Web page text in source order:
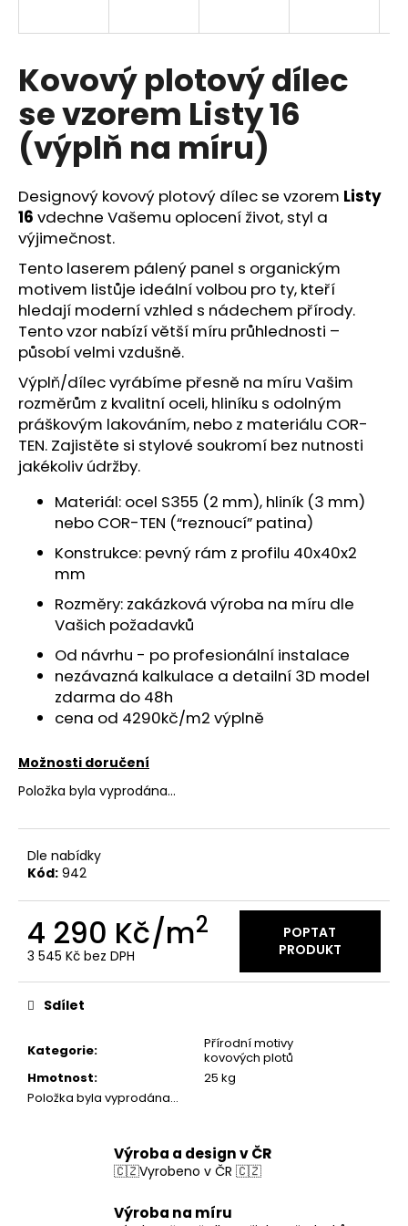
Kovový plotový dílec
se vzorem Listy 16
(výplň na míru)
Designový kovový plotový dílec se vzorem Listy
16 vdechne Vašemu oplocení život, styl a
výjimečnost.
Tento laserem pálený panel s organickým
motivem listůje ideální volbou pro ty, kteří
hledají moderní vzhled s nádechem přírody.
Tento vzor nabízí větší míru průhlednosti –
působí velmi vzdušně.
Výplň/dílec vyrábíme přesně na míru Vašim
rozměrům z kvalitní oceli, hliníku s odolným
práškovým lakováním, nebo z materiálu COR-
TEN. Zajistěte si stylové soukromí bez nutnosti
jakékoliv údržby.
Materiál: ocel S355 (2 mm), hliník (3 mm)
nebo COR-TEN (“reznoucí” patina)
Konstrukce: pevný rám z profilu 40x40x2
mm
Rozměry: zakázková výroba na míru dle
Vašich požadavků
Od návrhu - po profesionální instalace
nezávazná kalkulace a detailní 3D model
zdarma do 48h
cena od 4290kč/m2 výplně
Možnosti doručení
Položka byla vyprodána…
Dle nabídky
Kód: 942
4 290 Kč/m2
3 545 Kč bez DPH
POPTAT
PRODUKT
Kategorie:
Přírodní motivy
kovových plotů
Hmotnost:
25 kg
Položka byla vyprodána…
Sdílet
Výroba a design v ČR
🇨🇿Vyrobeno v ČR 🇨🇿
Výroba na míru
í
t
?
HLEDAT
D
o
p
o
r
u
č
u
j
e